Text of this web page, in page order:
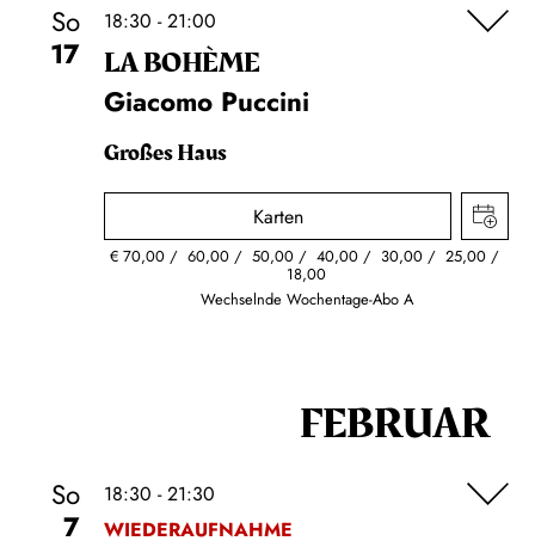
So
17
18:30 - 21:00
LA BOHÈME
Giacomo Puccini
Großes Haus
Karten
€ 70,00 60,00 50,00 40,00 30,00 25,00
18,00
Wechselnde Wochentage-Abo A
FEBRUAR
So
7
18:30 - 21:30
WIEDERAUFNAHME